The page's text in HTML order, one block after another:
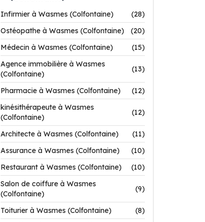
Infirmier à Wasmes (Colfontaine)
(28)
Ostéopathe à Wasmes (Colfontaine)
(20)
Médecin à Wasmes (Colfontaine)
(15)
Agence immobilière à Wasmes
(Colfontaine)
(13)
Pharmacie à Wasmes (Colfontaine)
(12)
kinésithérapeute à Wasmes
(Colfontaine)
(12)
Architecte à Wasmes (Colfontaine)
(11)
Assurance à Wasmes (Colfontaine)
(10)
Restaurant à Wasmes (Colfontaine)
(10)
Salon de coiffure à Wasmes
(Colfontaine)
(9)
Toiturier à Wasmes (Colfontaine)
(8)